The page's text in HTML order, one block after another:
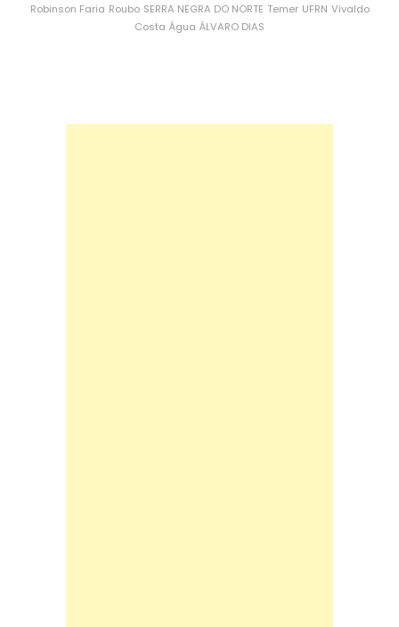
Robinson Faria Roubo SERRA NEGRA DO NORTE Temer UFRN Vivaldo
Costa Água ÁLVARO DIAS